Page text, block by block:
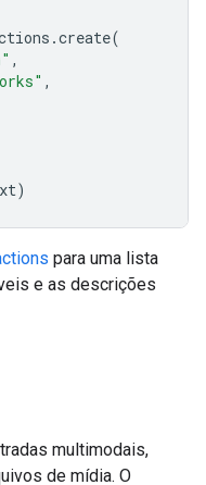
.create(
,
,
)
para uma lista
e as descrições
multimodais,
de mídia. O